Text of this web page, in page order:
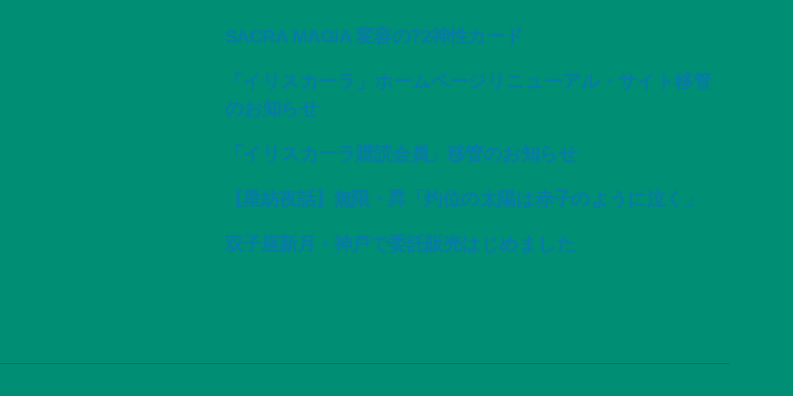
SACRA MAGIA 変容の72神性カード
「イリスカーラ」ホームページリニューアル・サイト移管
のお知らせ
「イリスカーラ購読会員」移管のお知らせ
【星紡夜話】無限・昇「灼位の太陽は赤子のように泣く」
双子座新月・神戸で委託販売はじめました